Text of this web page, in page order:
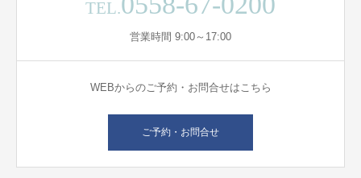
TEL.
営業時間 9:00～17:00
WEBからのご予約・お問合せはこちら
ご予約・お問合せ